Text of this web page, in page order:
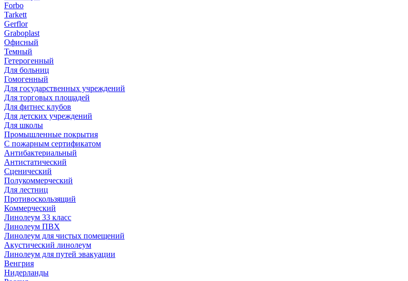
Forbo
Tarkett
Gerflor
Graboplast
Офисный
Темный
Гетерогенный
Для больниц
Гомогенный
Для государственных учреждений
Для торговых площадей
Для фитнес клубов
Для детских учреждений
Для школы
Промышленные покрытия
С пожарным сертификатом
Антибактериальный
Антистатический
Сценический
Полукоммерческий
Для лестниц
Противоскользящий
Коммерческий
Линолеум 33 класс
Линолеум ПВХ
Линолеум для чистых помещений
Акустический линолеум
Линолеум для путей эвакуации
Венгрия
Нидерланды